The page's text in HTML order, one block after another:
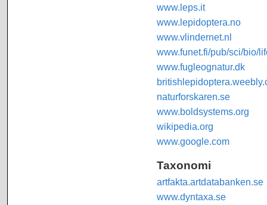
www.leps.it
www.lepidoptera.no
www.vlindernet.nl
www.funet.fi/pub/sci/bio/
www.fugleognatur.dk
naturforskaren.se
www.boldsystems.org
wikipedia.org
www.google.com
Taxonomi
artfakta.artdatabanken.se
www.dyntaxa.se